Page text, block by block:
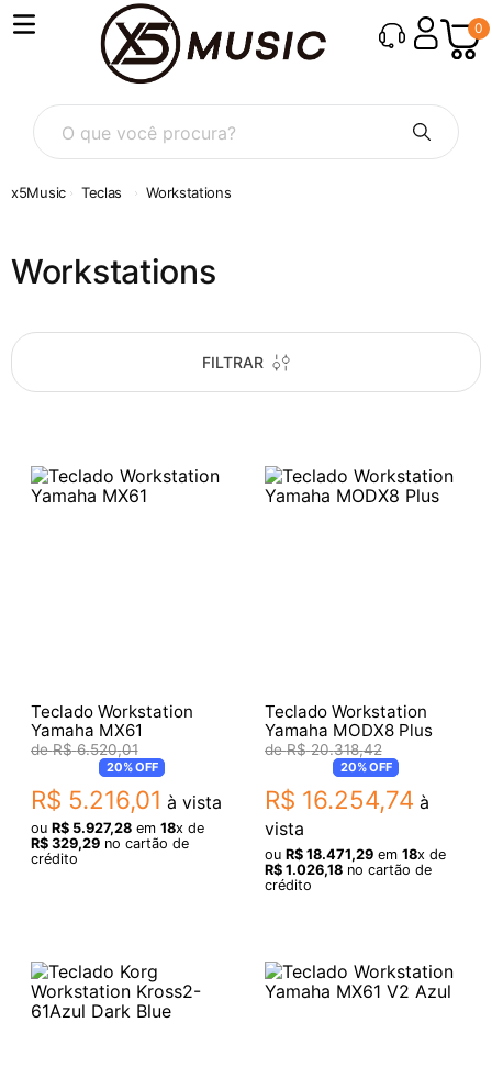
0
O que você procura?
Teclas Workstations
Workstations
FILTRAR
Teclado Workstation
Yamaha MX61
R$ 6.520,01
20%OFF
R$ 5.216,01 à vista
ou R$ 5.927,28em 18x de
R$ 329,29no cartão de
crédito
Teclado Workstation
Yamaha MODX8 Plus
R$ 20.318,42
20%OFF
R$ 16.254,74 à
vista
ou R$ 18.471,29em 18x de
R$ 1.026,18no cartão de
crédito